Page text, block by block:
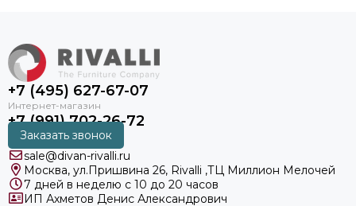
+7 (495) 627-67-07
+7 (991) 702-26-72
Заказать звонок
sale@divan-rivalli.ru
Москва, ул.Пришвина 26, Rivalli ,ТЦ Миллион Мелочей
7 дней в неделю с 10 до 20 часов
ИП Ахметов Денис Александрович